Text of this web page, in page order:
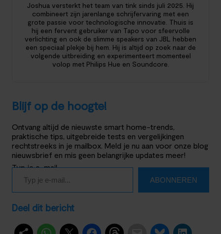
Joshua versterkt het team van tink sinds juli 2025. Hij
combineert zijn jarenlange schrijfervaring met een
grote passie voor technologische innovatie. Thuis is
hij een fervent gebruiker van Tapo voor sfeervolle
verlichting en ook de slimme speakers van JBL hebben
een speciaal plekje bij hem. Hij is altijd op zoek naar de
volgende uitbreiding en experimenteert momenteel
volop met Philips Hue en Soundcore.
Blijf op de hoogte!
Ontvang altijd de nieuwste smart home-trends,
praktische tips, uitgebreide tests en vergelijkingen
rechtstreeks in je mailbox. Meld je nu aan voor onze blog
nieuwsbrief en mis geen belangrijke updates meer!
Typ je e-mail…
ABONNEREN
Deel dit bericht